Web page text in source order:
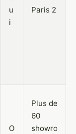
u
i
Paris 2
O
Plus de
60
showro